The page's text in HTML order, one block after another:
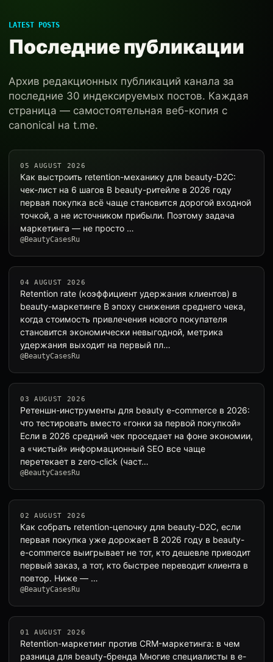
LATEST POSTS
Последние публикации
Архив редакционных публикаций канала за
последние 30 индексируемых постов. Каждая
страница — самостоятельная веб-копия с
canonical на t.me.
05 AUGUST 2026
Как выстроить retention-механику для beauty-D2C:
чек-лист на 6 шагов В beauty-ритейле в 2026 году
первая покупка всё чаще становится дорогой входной
точкой, а не источником прибыли. Поэтому задача
маркетинга — не просто …
@BeautyCasesRu
04 AUGUST 2026
Retention rate (коэффициент удержания клиентов) в
beauty-маркетинге В эпоху снижения среднего чека,
когда стоимость привлечения нового покупателя
становится экономически невыгодной, метрика
удержания выходит на первый пл…
@BeautyCasesRu
03 AUGUST 2026
Ретеншн-инструменты для beauty e-commerce в 2026:
что тестировать вместо «гонки за первой покупкой»
Если в 2026 средний чек проседает на фоне экономии,
а «чистый» информационный SEO все чаще
перетекает в zero-click (част…
@BeautyCasesRu
02 AUGUST 2026
Как собрать retention-цепочку для beauty-D2C, если
первая покупка уже дорожает В 2026 году в beauty-
e-commerce выигрывает не тот, кто дешевле приводит
первый заказ, а тот, кто быстрее переводит клиента в
повтор. Ниже — …
@BeautyCasesRu
01 AUGUST 2026
Retention-маркетинг против CRM-маркетинга: в чем
разница для beauty-бренда Многие специалисты в e-